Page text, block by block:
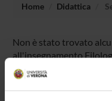
Home Didattica
Non è stato trovato
all'insegnamento